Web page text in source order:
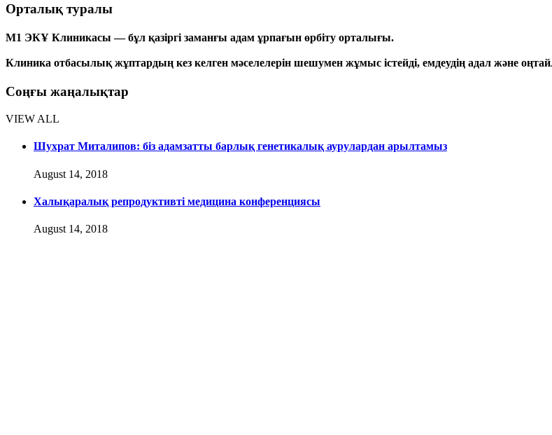
Орталық туралы
М1 ЭКҰ Клиникасы — бұл қазіргі заманғы адам ұрпағын өрбіту орталығы.
Клиника отбасылық жұптардың кез келген мәселелерін шешумен жұмыс істейді, емдеудің адал және
Соңғы жаңалықтар
VIEW ALL
Шухрат Миталипов: біз адамзатты барлық генетикалық аурулардан арылтамыз
August 14, 2018
Халықаралық репродуктивті медицина конференциясы
August 14, 2018